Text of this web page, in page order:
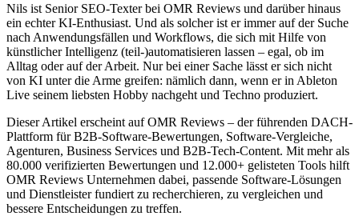
Nils ist Senior SEO-Texter bei OMR Reviews und darüber hinaus
ein echter KI-Enthusiast. Und als solcher ist er immer auf der Suche
nach Anwendungsfällen und Workflows, die sich mit Hilfe von
künstlicher Intelligenz (teil-)automatisieren lassen – egal, ob im
Alltag oder auf der Arbeit. Nur bei einer Sache lässt er sich nicht
von KI unter die Arme greifen: nämlich dann, wenn er in Ableton
Live seinem liebsten Hobby nachgeht und Techno produziert.
Dieser Artikel erscheint auf OMR Reviews – der führenden DACH-
Plattform für B2B-Software-Bewertungen, Software-Vergleiche,
Agenturen, Business Services und B2B-Tech-Content. Mit mehr als
80.000 verifizierten Bewertungen und 12.000+ gelisteten Tools hilft
OMR Reviews Unternehmen dabei, passende Software-Lösungen
und Dienstleister fundiert zu recherchieren, zu vergleichen und
bessere Entscheidungen zu treffen.